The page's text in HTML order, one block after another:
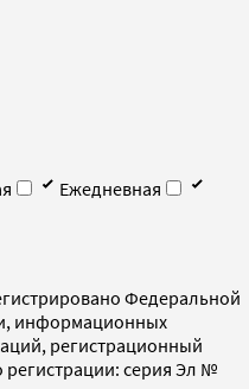
Ежедневная
Федеральной
информационных
регистрационный
серия Эл №